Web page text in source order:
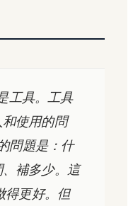
工具。工具
使用的問
問題是：什
補多少。這
得更好。但